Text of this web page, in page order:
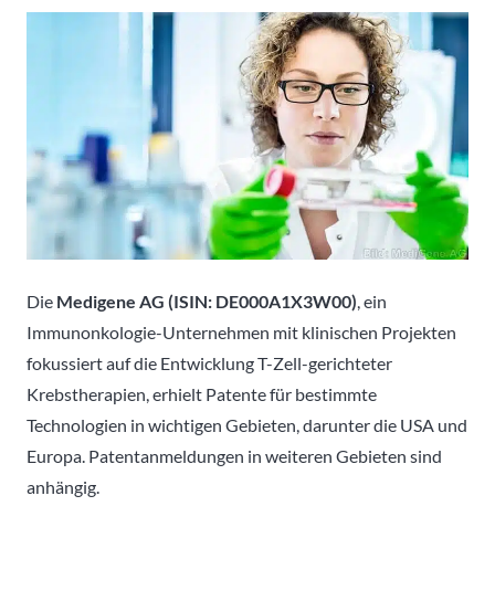
Die Medigene AG (ISIN: DE000A1X3W00) , ein
Immunonkologie-Unternehmen mit klinischen Projekten
fokussiert auf die Entwicklung T-Zell-gerichteter
Krebstherapien, erhielt Patente für bestimmte
Technologien in wichtigen Gebieten, darunter die USA und
Europa. Patentanmeldungen in weiteren Gebieten sind
anhängig.